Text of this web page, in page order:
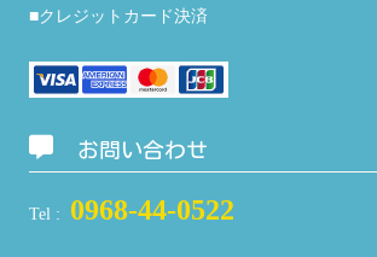
■クレジットカード決済
お問い合わせ
Tel : 0968-44-0522